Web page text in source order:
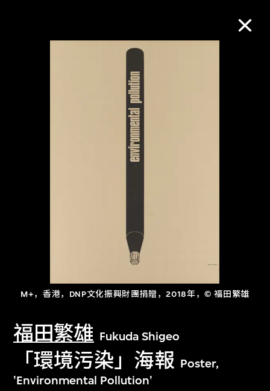
M+，香港，DNP文化振興財團捐贈，2018年，© 福田繁雄
福田繁雄 Fukuda Shigeo
「環境污染」海報 Poster,
'Environmental Pollution'
M+藏品